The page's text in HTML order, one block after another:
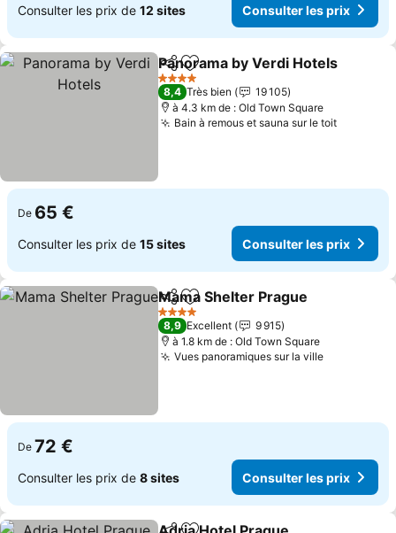
Consulter les prix de 12 sites Consulter les prix
PartagerAjouter à mes favoris
Panorama by Verdi Hotels
4 Étoiles
8,4 Très bien
19 105
à 4.3 km de : Old Town Square
Bain à remous et sauna sur le toit
De 65 €
Consulter les prix de 15 sites Consulter les prix
PartagerAjouter à mes favoris
Mama Shelter Prague
4 Étoiles
8,9 Excellent
9 915
à 1.8 km de : Old Town Square
Vues panoramiques sur la villeConsulter
De 72 €
Consulter les prix de 8 sites Consulter les prix